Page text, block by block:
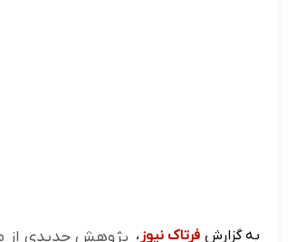
به گزارش فرتاک نیوز ،